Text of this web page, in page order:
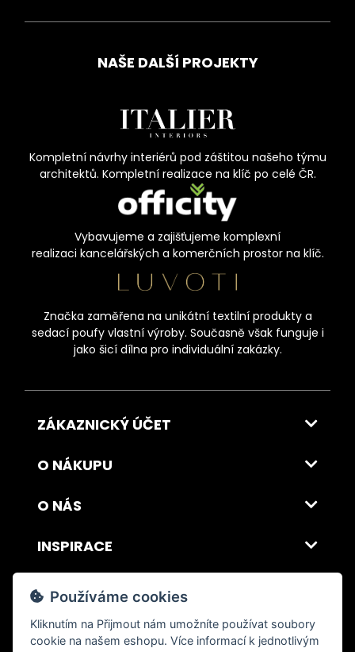
NAŠE DALŠÍ PROJEKTY
Kompletní návrhy interiérů pod záštitou našeho týmu
architektů. Kompletní realizace na klíč po celé ČR.
Vybavujeme a zajišťujeme komplexní
realizaci kancelářských a komerčních prostor na klíč.
Značka zaměřena na unikátní textilní produkty a
sedací poufy vlastní výroby. Současně však funguje i
jako šicí dílna pro individuální zakázky.
ZÁKAZNICKÝ ÚČET
O NÁKUPU
O NÁS
INSPIRACE
DOPRAVA A PLATBA
© 2026 ITALSKY INTERIER s.r.o. Vytvořilo INIZIO Internet Media s.r.o.|
Používáme cookies
Kliknutím na Přijmout nám umožníte používat soubory
cookie na našem eshopu. Více informací k jednotlivým